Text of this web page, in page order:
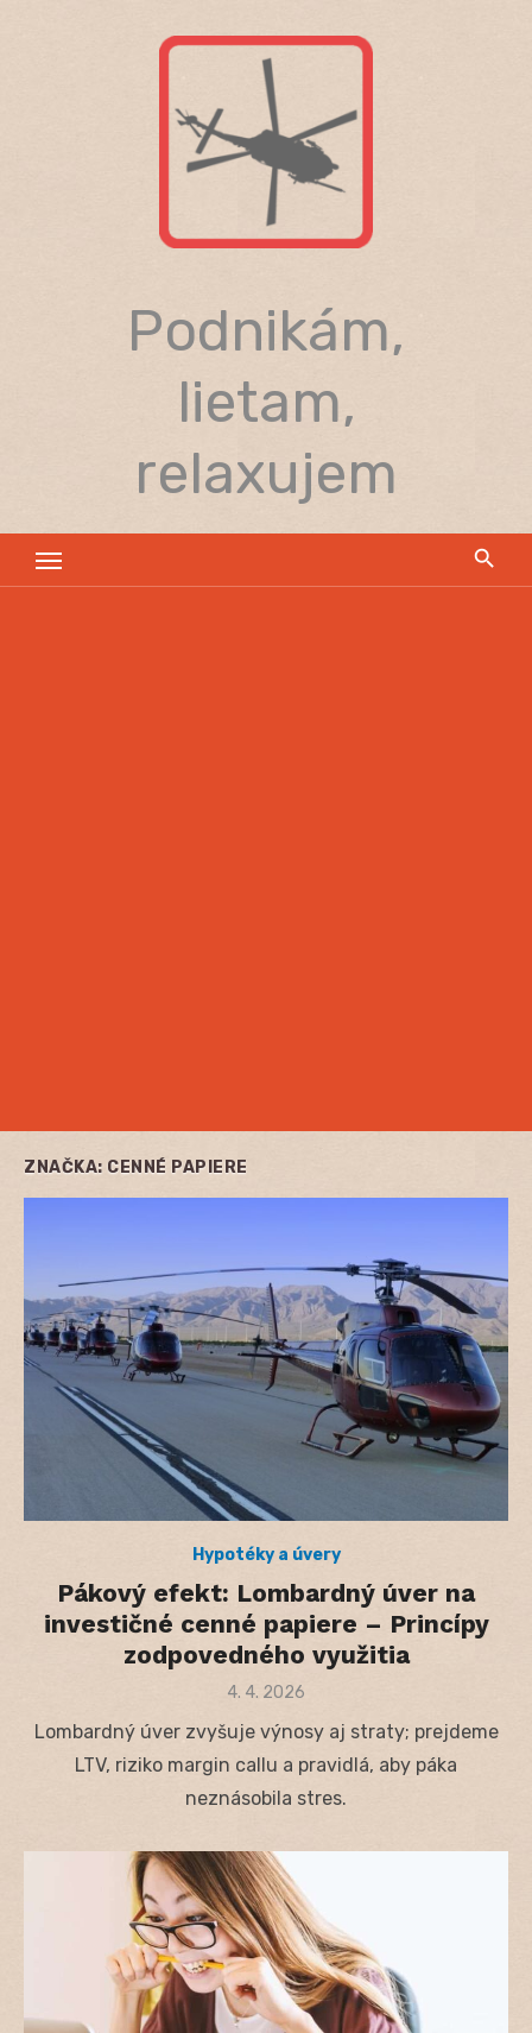
Podnikám,
lietam,
relaxujem
ZNAČKA: CENNÉ PAPIERE
Hypotéky a úvery
Pákový efekt: Lombardný úver na
investičné cenné papiere – Princípy
zodpovedného využitia
Posted
4. 4. 2026
Lombardný úver zvyšuje výnosy aj straty; prejdeme
LTV, riziko margin callu a pravidlá, aby páka
neznásobila stres.